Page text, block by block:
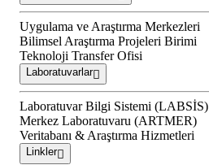
Uygulama ve Araştırma Merkezleri
Bilimsel Araştırma Projeleri Birimi
Teknoloji Transfer Ofisi
Laboratuvarlar
Laboratuvar Bilgi Sistemi (LABSİS)
Merkez Laboratuvaru (ARTMER)
Veritabanı & Araştırma Hizmetleri
Linkler